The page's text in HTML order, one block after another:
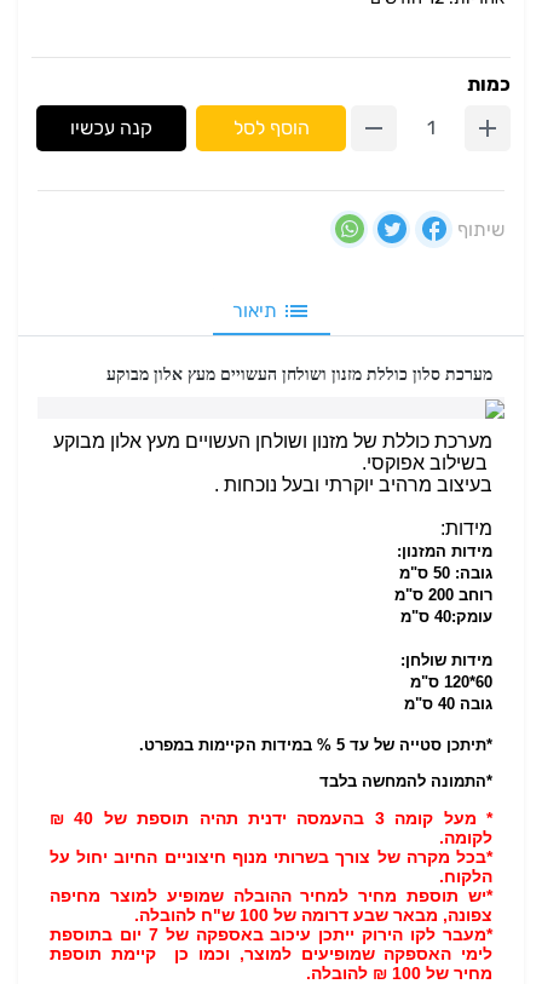
כמות
הוסף לסל
קנה עכשיו
שיתוף
תיאור
מערכת סלון כוללת מזנון ושולחן העשויים מעץ אלון מבוקע
מערכת כוללת של מזנון ושולחן העשויים מעץ אלון מבוקע
בשילוב אפוקסי.
בעיצוב מרהיב יוקרתי ובעל נוכחות .
מידות:
מידות המזנון:
גובה: 50 ס"מ
רוחב 200 ס"מ
עומק:40 ס"מ
מידות שולחן:
60*120 ס"מ
גובה 40 ס"מ
*תיתכן סטייה של עד 5 % במידות הקיימות במפרט.
*התמונה להמחשה בלבד
* מעל קומה 3 בהעמסה ידנית תהיה תוספת של 40 ₪
לקומה.
*בכל מקרה של צורך בשרותי מנוף חיצוניים החיוב יחול על
הלקוח.
*יש תוספת מחיר למחיר ההובלה שמופיע למוצר מחיפה
צפונה, מבאר שבע דרומה של 100 ש"ח להובלה.
*מעבר לקו הירוק ייתכן עיכוב באספקה של 7 יום בתוספת
לימי האספקה שמופיעים למוצר, וכמו כן קיימת תוספת
מחיר של 100 ₪ להובלה.